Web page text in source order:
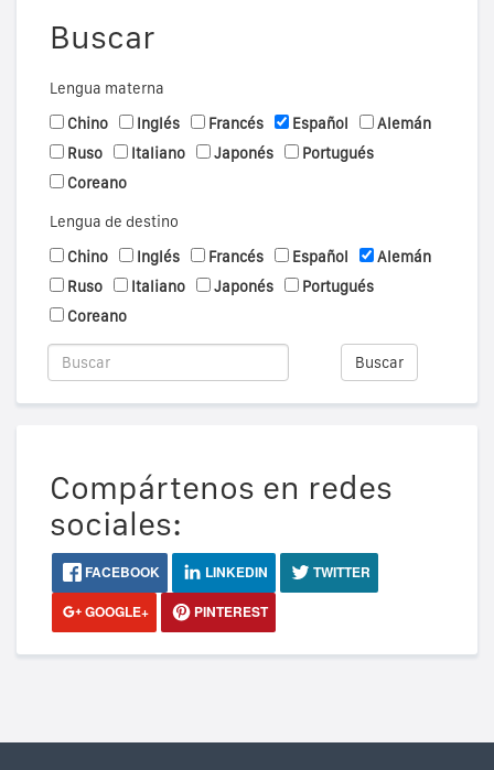
Buscar
Lengua materna
Chino
Inglés Francés Español
Alemán
Ruso
Italiano Japonés
Portugués
Coreano
Lengua de destino
Chino
Inglés Francés Español
Alemán
Ruso
Italiano Japonés
Portugués
Coreano
Buscar
Compártenos en redes
sociales:
FACEBOOK LINKEDIN
TWITTER
GOOGLE+
PINTEREST